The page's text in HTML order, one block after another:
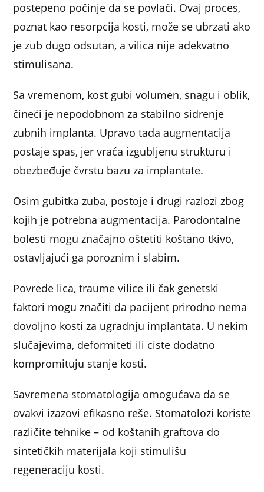
postepeno počinje da se povlači. Ovaj proces,
poznat kao resorpcija kosti, može se ubrzati ako
je zub dugo odsutan, a vilica nije adekvatno
stimulisana.
Sa vremenom, kost gubi volumen, snagu i oblik,
čineći je nepodobnom za stabilno sidrenje
zubnih implanta. Upravo tada augmentacija
postaje spas, jer vraća izgubljenu strukturu i
obezbeđuje čvrstu bazu za implantate.
Osim gubitka zuba, postoje i drugi razlozi zbog
kojih je potrebna augmentacija. Parodontalne
bolesti mogu značajno oštetiti koštano tkivo,
ostavljajući ga poroznim i slabim.
Povrede lica, traume vilice ili čak genetski
faktori mogu značiti da pacijent prirodno nema
dovoljno kosti za ugradnju implantata. U nekim
slučajevima, deformiteti ili ciste dodatno
kompromituju stanje kosti.
Savremena stomatologija omogućava da se
ovakvi izazovi efikasno reše. Stomatolozi koriste
različite tehnike – od koštanih graftova do
sintetičkih materijala koji stimulišu
regeneraciju kosti.